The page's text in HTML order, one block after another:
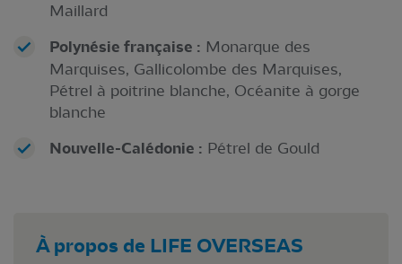
Maillard
Polynésie française : Monarque des
Marquises, Gallicolombe des Marquises,
Pétrel à poitrine blanche, Océanite à gorge
blanche
Nouvelle-Calédonie : Pétrel de Gould
À propos de LIFE OVERSEAS